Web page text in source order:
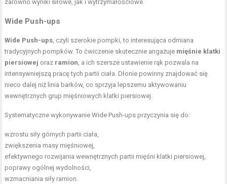
zarówno wyniki siłowe, jak i wytrzymałościowe.
Wide Push-ups
Wide Push-ups, czyli szerokie pompki, to interesująca odmiana
tradycyjnych pompków. To ćwiczenie skutecznie angażuje mięśnie klatki
piersiowej oraz ramion, a ich szersze ustawienie rąk pozwala na
intensywniejszą pracę tych partii ciała. Dłonie powinny znajdować się
nieco dalej niż linia barków, co sprzyja lepszemu aktywowaniu
wewnętrznych grup mięśniowych klatki piersiowej.
Systematyczne wykonywanie Wide Push-ups przyczynia się do:
wzrostu siły górnych partii ciała,
zwiększenia masy mięśniowej,
efektywnego rozwijania wewnętrznych partii mięśni klatki piersiowej,
poprawy ogólnej wydolności,
wzmacniania siły ramion.